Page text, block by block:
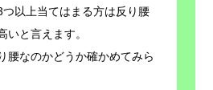
以上当てはまる方は反り腰
いと言えます。
腰なのかどうか確かめてみら